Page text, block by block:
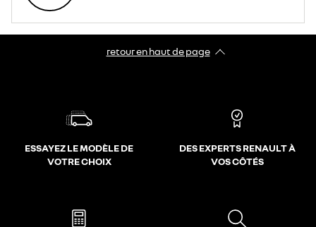
retour en haut de page​
ESSAYEZ LE MODÈLE DE
VOTRE CHOIX
DES EXPERTS RENAULT À
VOS CÔTÉS